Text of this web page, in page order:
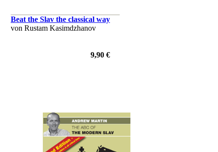
Beat the Slav the classical way
von Rustam Kasimdzhanov
9,90 €